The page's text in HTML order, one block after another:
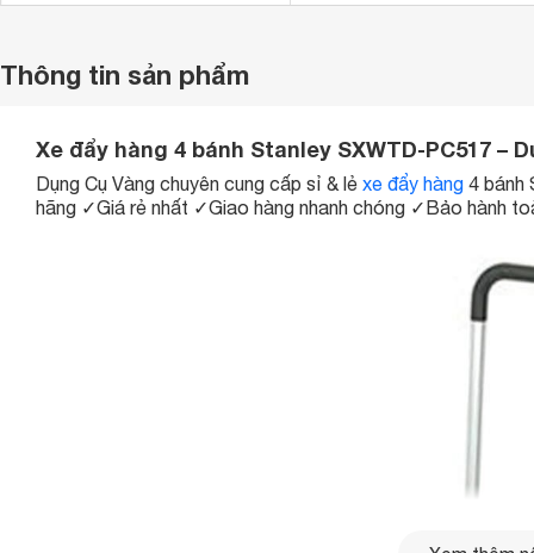
Thông tin sản phẩm
Xe đẩy hàng 4 bánh Stanley SXWTD-PC517 –
Dụng Cụ Vàng chuyên cung cấp sỉ & lẻ xe đẩy hàng 4 bánh
hãng ✓Giá rẻ nhất ✓Giao hàng nhanh chóng ✓Bảo hành